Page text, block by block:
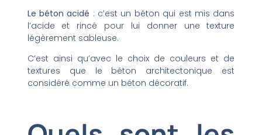
Le béton acidé : c’est un béton qui est mis dans
l’acide et rincé pour lui donner une texture
légèrement sableuse.
C’est ainsi qu’avec le choix de couleurs et de
textures que le béton architectonique est
considéré comme un béton décoratif.